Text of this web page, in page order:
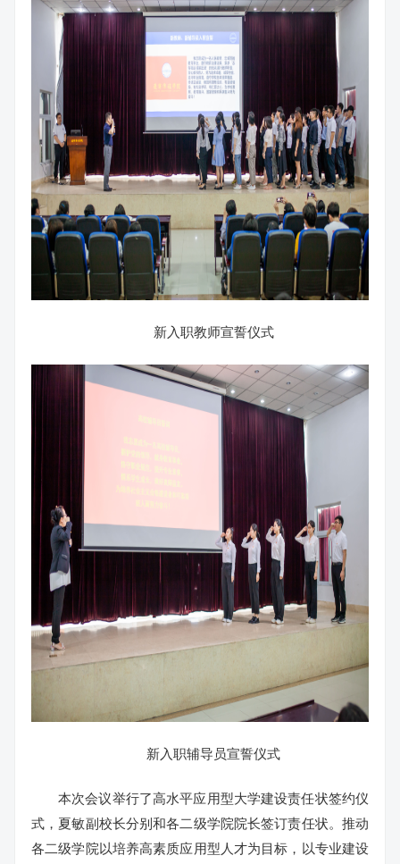
新入职教师宣誓仪式
新入职辅导员宣誓仪式
本次会议举行了高水平应用型大学建设责任状签约仪
式，夏敏副校长分别和各二级学院院长签订责任状。推动
各二级学院以培养高素质应用型人才为目标，以专业建设